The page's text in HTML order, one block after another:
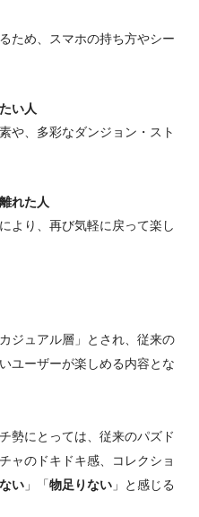
ため、スマホの持ち方やシー
い人
や、多彩なダンジョン・スト
れた人
より、再び気軽に戻って楽し
ジュアル層 」とされ、従来の
ユーザーが楽しめる内容とな
勢にとっては、従来のパズド
ャのドキドキ感、コレクショ
い 」「物足りない 」と感じる